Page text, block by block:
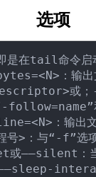
选项
在tail命令启动
：输出
或；--
：输出文
>：与“-f”选项
——silent：当